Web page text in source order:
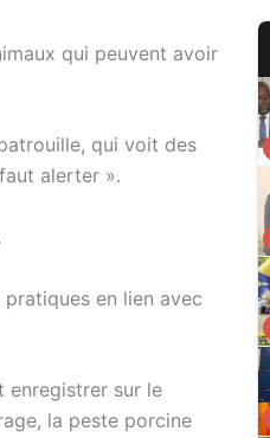
qui peuvent avoir
qui voit des
alerter ».
en lien avec
enregistrer sur le
la peste porcine